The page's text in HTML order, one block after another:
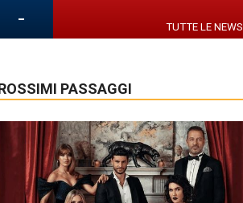
- TUTTE LE NEWS
PASSAGGI